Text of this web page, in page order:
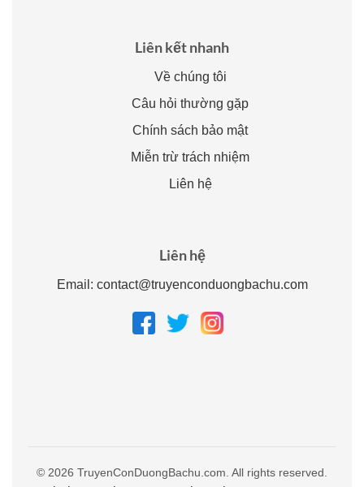
Liên kết nhanh
Về chúng tôi
Câu hỏi thường gặp
Chính sách bảo mật
Miễn trừ trách nhiệm
Liên hệ
Liên hệ
Email: contact@truyenconduongbachu.com
© 2026 TruyenConDuongBachu.com. All rights reserved.